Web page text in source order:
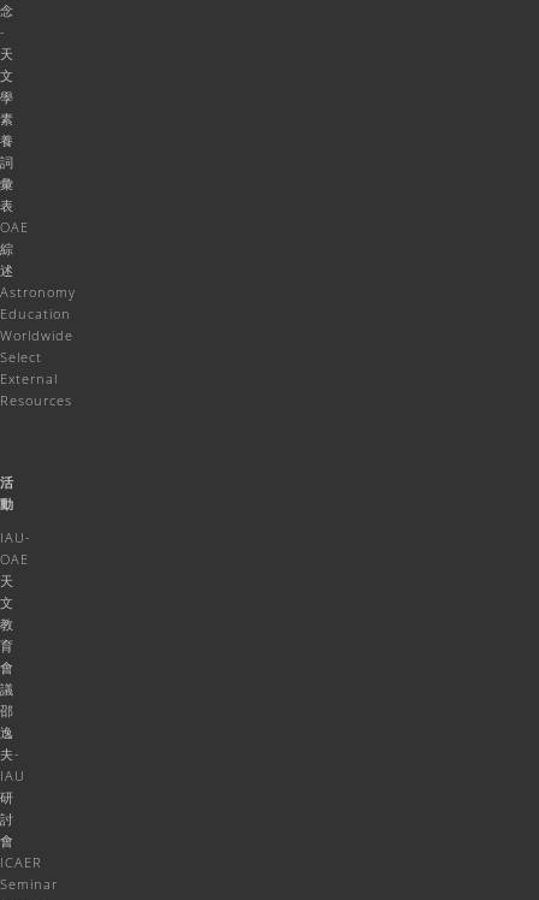
念
-
天
文
學
素
養
詞
彙
表
OAE
綜
述
Astronomy
Education
Worldwide
Select
External
Resources
活
動
IAU-
OAE
天
文
教
育
會
議
邵
逸
夫-
IAU
研
討
會
ICAER
Seminar